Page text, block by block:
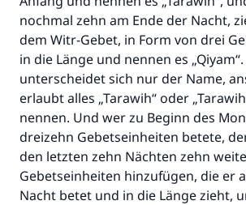
nochmal zehn am Ende der Nacht,
dem Witr-Gebet, in Form von drei
in die Länge und nennen es
unterscheidet sich nur der Name,
erlaubt alles „Tarawih“ oder
nennen. Und wer zu Beginn des
dreizehn Gebetseinheiten betete,
den letzten zehn Nächten zehn
Gebetseinheiten hinzufügen, die er
Nacht betet und in die Länge zieht,